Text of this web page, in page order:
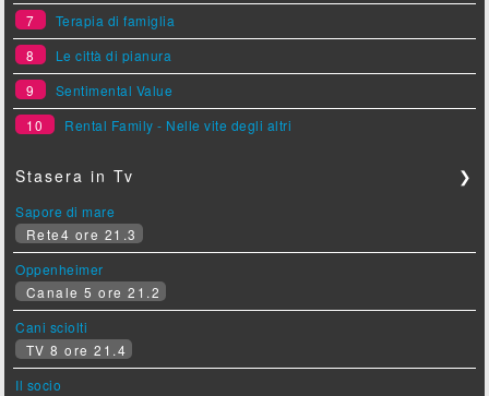
7
Terapia di famiglia
8
Le città di pianura
9
Sentimental Value
10
Rental Family - Nelle vite degli altri
Stasera in Tv ❯
Sapore di mare
Rete4 ore 21.3
Oppenheimer
Canale 5 ore 21.2
Cani sciolti
TV 8 ore 21.4
Il socio